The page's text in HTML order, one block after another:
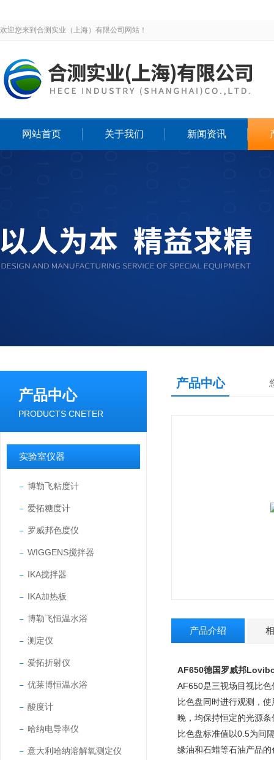
欢迎您来到合测实业（上海）有限公司网站！
网站首页 关于我们 新闻资讯
产品中心
PRODUCTS CNETER
实验室仪器
博勒飞粘度计
爱拓糖度计
罗威邦色度仪
WIGGENS搅拌器
IKA搅拌器
IKA加热板
博勒飞恒温水浴
测定仪
爱拓折射仪
优莱博恒温水浴
酸度计
哈纳电导率仪
意大利哈纳溶解氧测定仪
产品中心
产品介绍
AF650德国罗威邦
AF650是三视场目视比
比色盘同时进行观测，
晚，均保持恒定的光源
比色盘标准值以0.5为间
缘油和石蜡等石油产品